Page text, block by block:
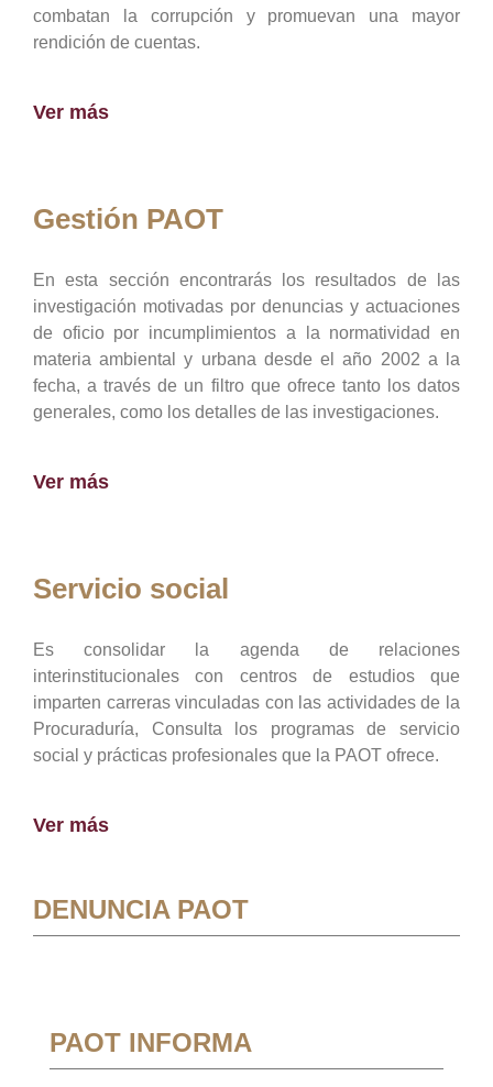
combatan la corrupción y promuevan una mayor
rendición de cuentas.
Ver más
Gestión PAOT
En esta sección encontrarás los resultados de las
investigación motivadas por denuncias y actuaciones
de oficio por incumplimientos a la normatividad en
materia ambiental y urbana desde el año 2002 a la
fecha, a través de un filtro que ofrece tanto los datos
generales, como los detalles de las investigaciones.
Ver más
Servicio social
Es consolidar la agenda de relaciones
interinstitucionales con centros de estudios que
imparten carreras vinculadas con las actividades de la
Procuraduría, Consulta los programas de servicio
social y prácticas profesionales que la PAOT ofrece.
Ver más
DENUNCIA PAOT
PAOT INFORMA